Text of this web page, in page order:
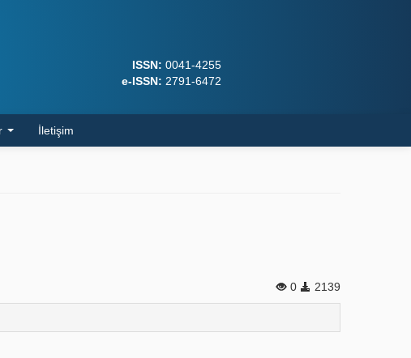
ISSN: 0041-4255
e-ISSN: 2791-6472
İletişim
0 2139